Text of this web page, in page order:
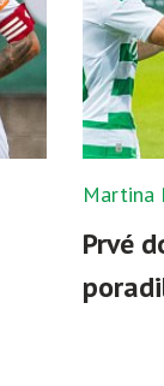
Martina
Prvé